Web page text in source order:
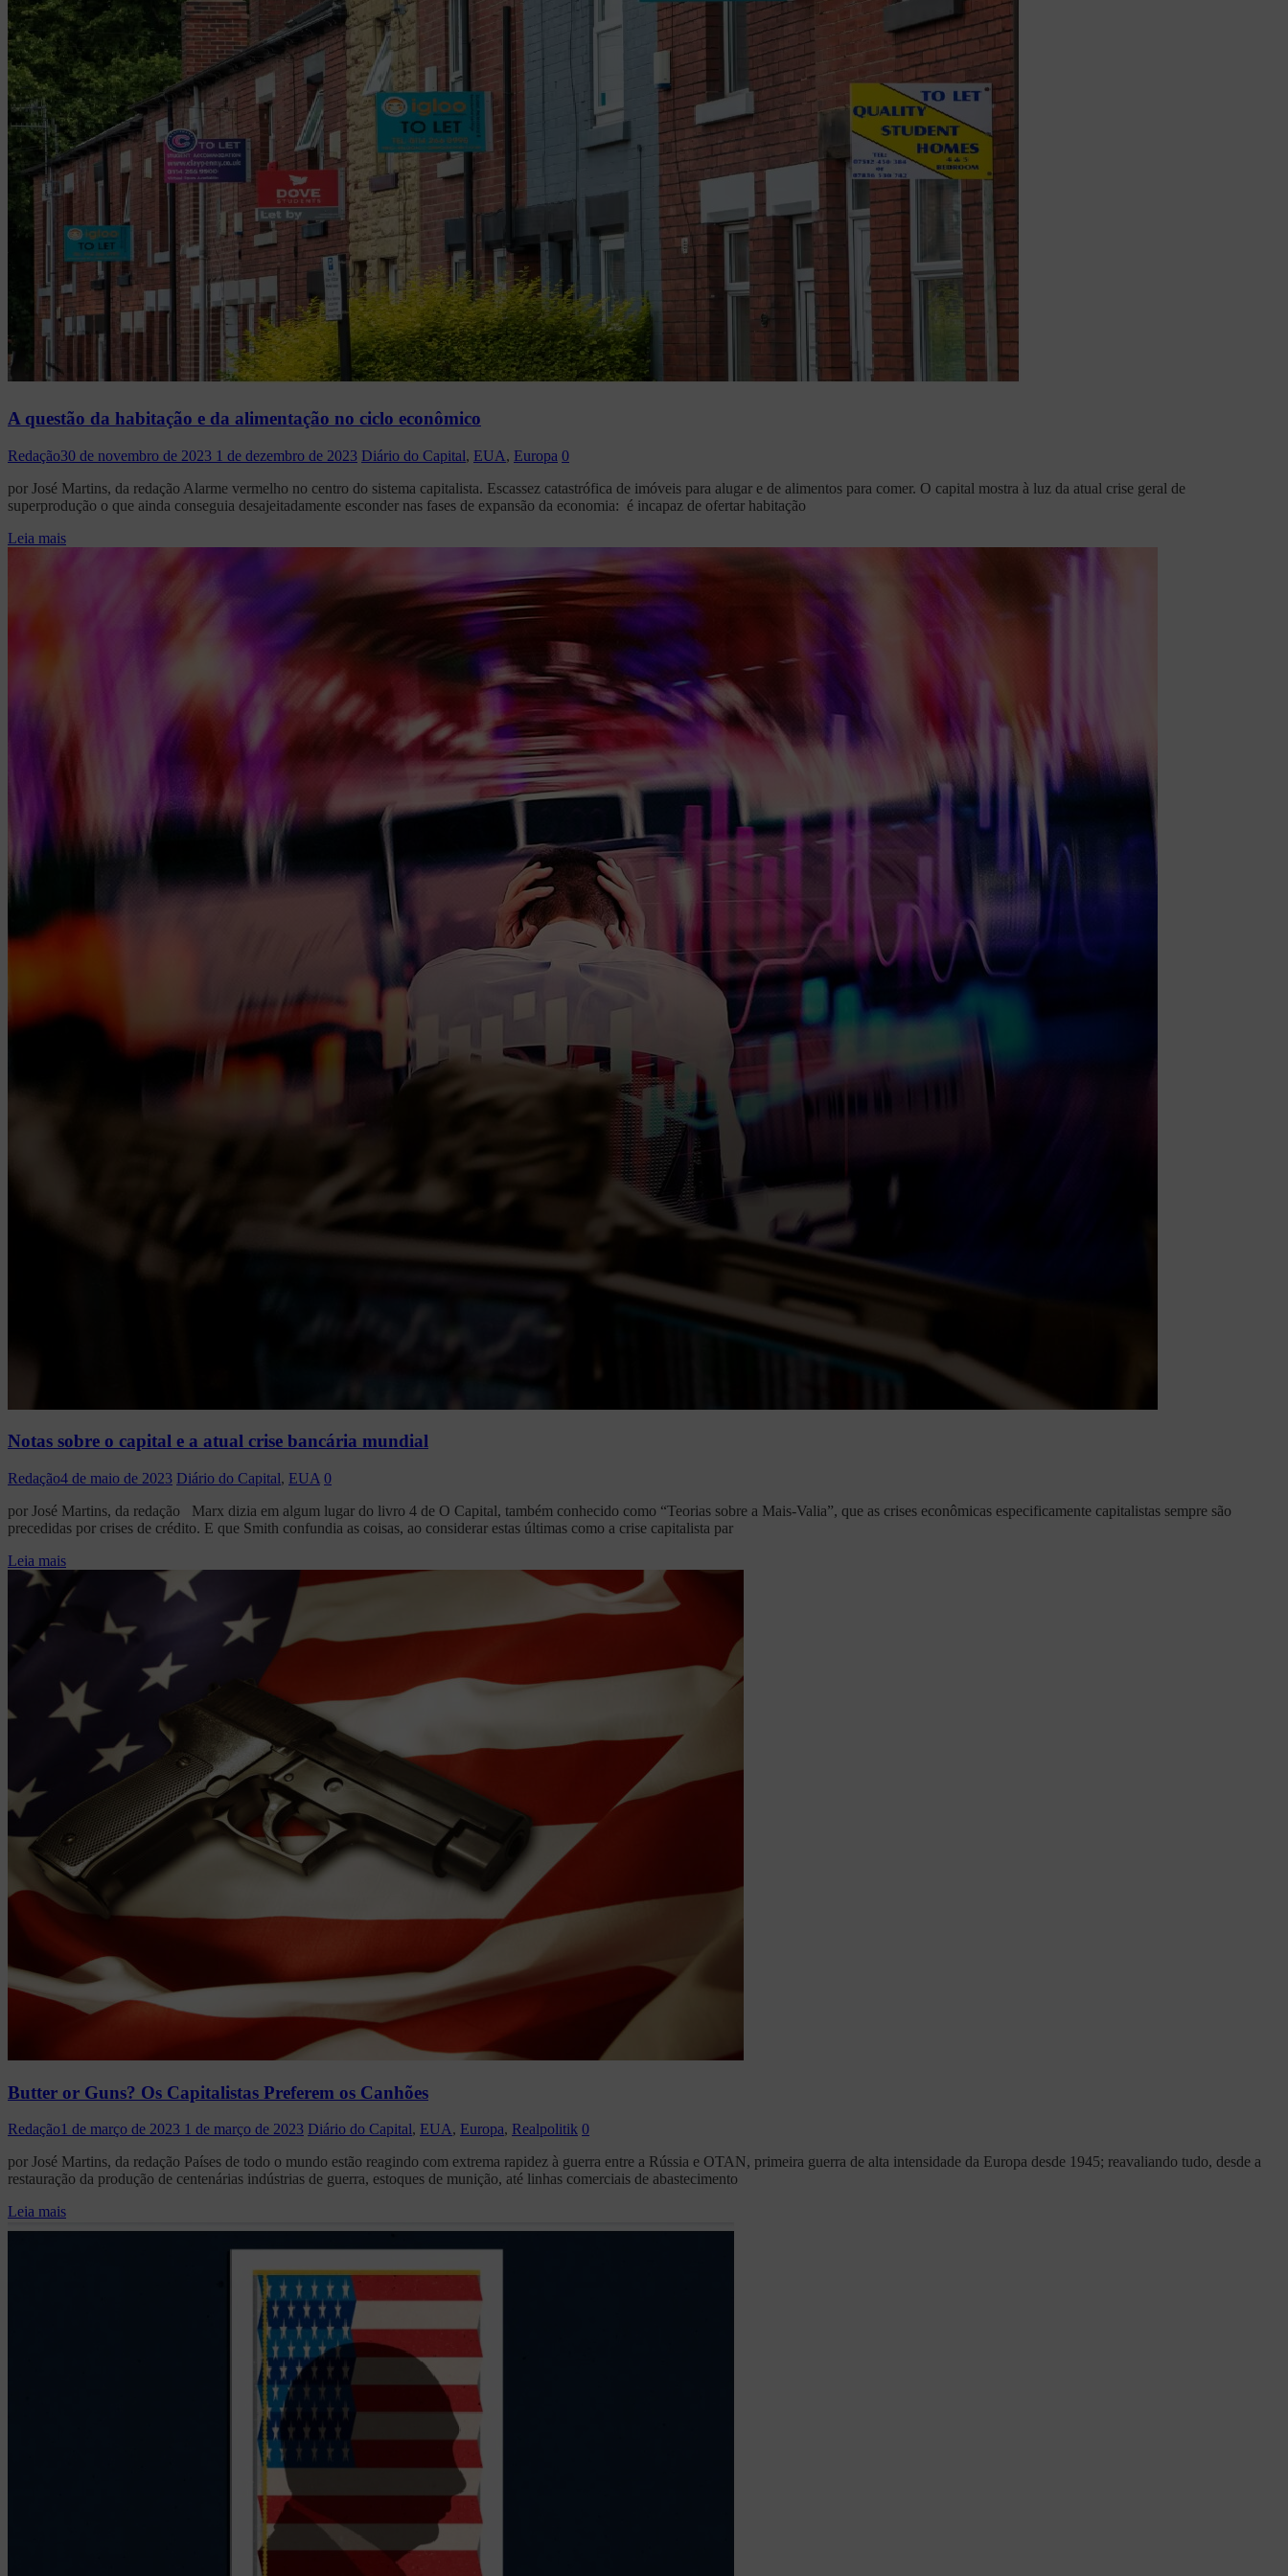
A questão da habitação e da alimentação no ciclo econômico
Redação30 de novembro de 2023 1 de dezembro de 2023 Diário do Capital, EUA, Europa 0
por José Martins, da redação Alarme vermelho no centro do sistema capitalista. Escassez catastrófica de imóveis para alugar e de alimentos para comer. O capital mostra à luz da atual crise geral de
superprodução o que ainda conseguia desajeitadamente esconder nas fases de expansão da economia: é incapaz de ofertar habitação
Leia mais
Notas sobre o capital e a atual crise bancária mundial
Redação4 de maio de 2023 Diário do Capital, EUA 0
por José Martins, da redação Marx dizia em algum lugar do livro 4 de O Capital, também conhecido como “Teorias sobre a Mais-Valia”, que as crises econômicas especificamente capitalistas sempre são
precedidas por crises de crédito. E que Smith confundia as coisas, ao considerar estas últimas como a crise capitalista par
Leia mais
Butter or Guns? Os Capitalistas Preferem os Canhões
Redação1 de março de 2023 1 de março de 2023 Diário do Capital, EUA, Europa, Realpolitik 0
por José Martins, da redação Países de todo o mundo estão reagindo com extrema rapidez à guerra entre a Rússia e OTAN, primeira guerra de alta intensidade da Europa desde 1945; reavaliando tudo, desde a
restauração da produção de centenárias indústrias de guerra, estoques de munição, até linhas comerciais de abastecimento
Leia mais